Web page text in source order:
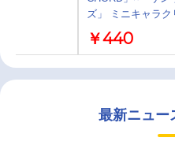
ズ」 ミニキャラ
ョン
￥440
最新ニュー